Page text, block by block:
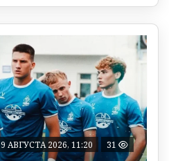
9 АВГУСТА 2026, 11:20 31